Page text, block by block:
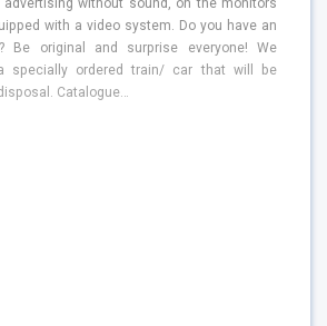
without sound, on the monitors
with a video system. Do you have an
Be original and surprise everyone! We
specially ordered train/ car that will be
Catalogue…